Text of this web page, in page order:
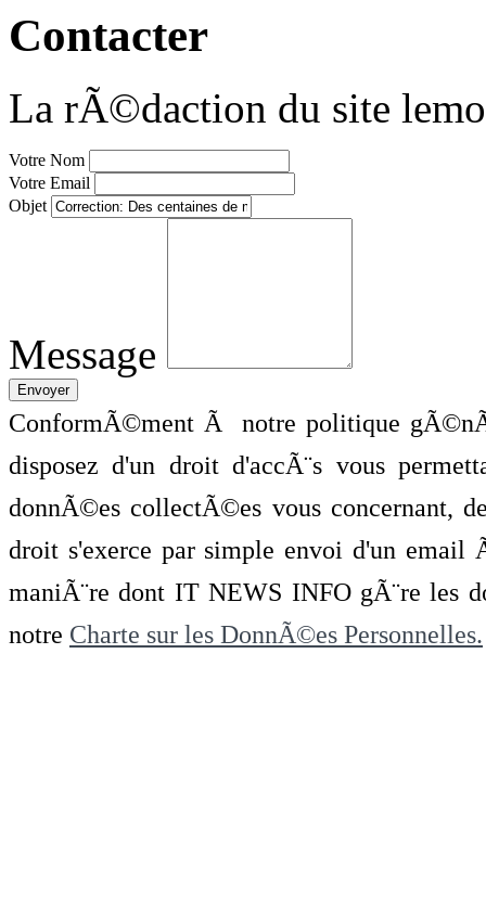
Contacter
La rÃ©daction du site
Votre Nom
Votre Email
Objet
Message
ConformÃ©ment Ã notre politique
disposez d'un droit d'accÃ¨s vous
donnÃ©es collectÃ©es vous concernant,
droit s'exerce par simple envoi d'un
maniÃ¨re dont IT NEWS INFO gÃ¨re les
notre Charte sur les DonnÃ©es Personnelles.